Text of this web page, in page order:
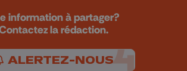
information à partager?
la rédaction.
ALERTEZ-NOUS